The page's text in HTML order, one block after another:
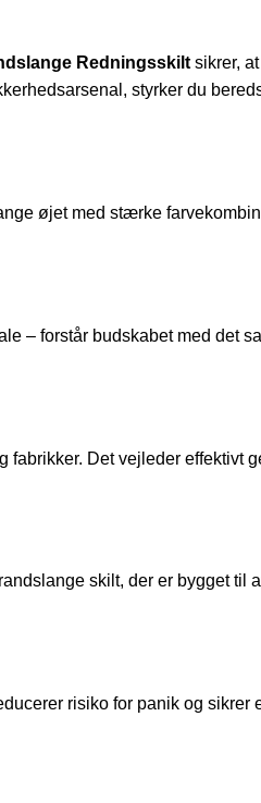
Redningsskilt sikrer,
styrker du
øjet med stærke
– forstår budskabet med det
Det vejleder effektivt
skilt, der er bygget til
risiko for panik og sikrer